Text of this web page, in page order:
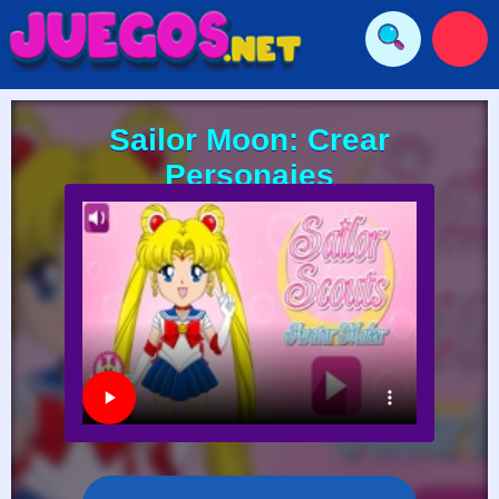
Sailor Moon: Crear
Personajes